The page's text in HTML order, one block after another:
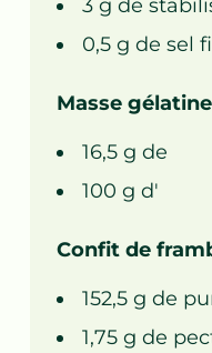
3 g de
0,5 g desel
Masse gélatine
16,5 g de
100 g d'
Confit de
152,5 g de
1,75 g de